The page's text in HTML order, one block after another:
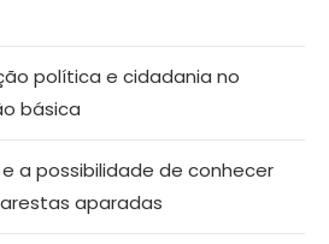
política e cidadania no
básica
e a possibilidade de conhecer
arestas aparadas